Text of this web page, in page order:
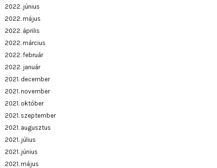
2022. június
2022. május
2022. április
2022. március
2022. február
2022. január
2021. december
2021. november
2021. október
2021. szeptember
2021. augusztus
2021. július
2021. június
2021. május